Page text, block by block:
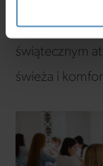
nawet w
świątecznym
świeża i